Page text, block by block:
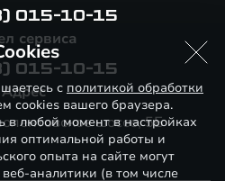
015-10-15
сервиса
015-10-15
Адрес
шоссе, 5Б
с политикой обработки
cookies вашего браузера.
в любой момент в настройках
оптимальной работы и
опыта на сайте могут
аналитики (в том числе